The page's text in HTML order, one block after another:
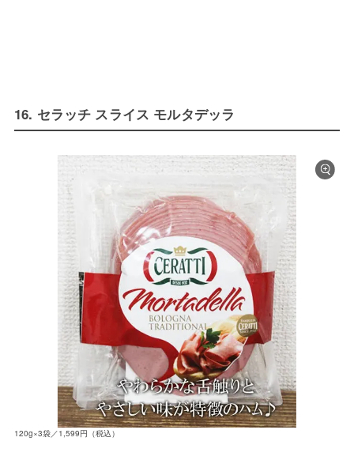
16. セラッチ スライス モルタデッラ
120g×3袋／1,599円（税込）